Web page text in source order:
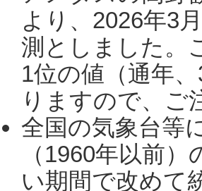
より、2026年3
測としました。
1位の値（通年
りますので、ご
全国の気象台等
（1960年以前
い期間で改めて